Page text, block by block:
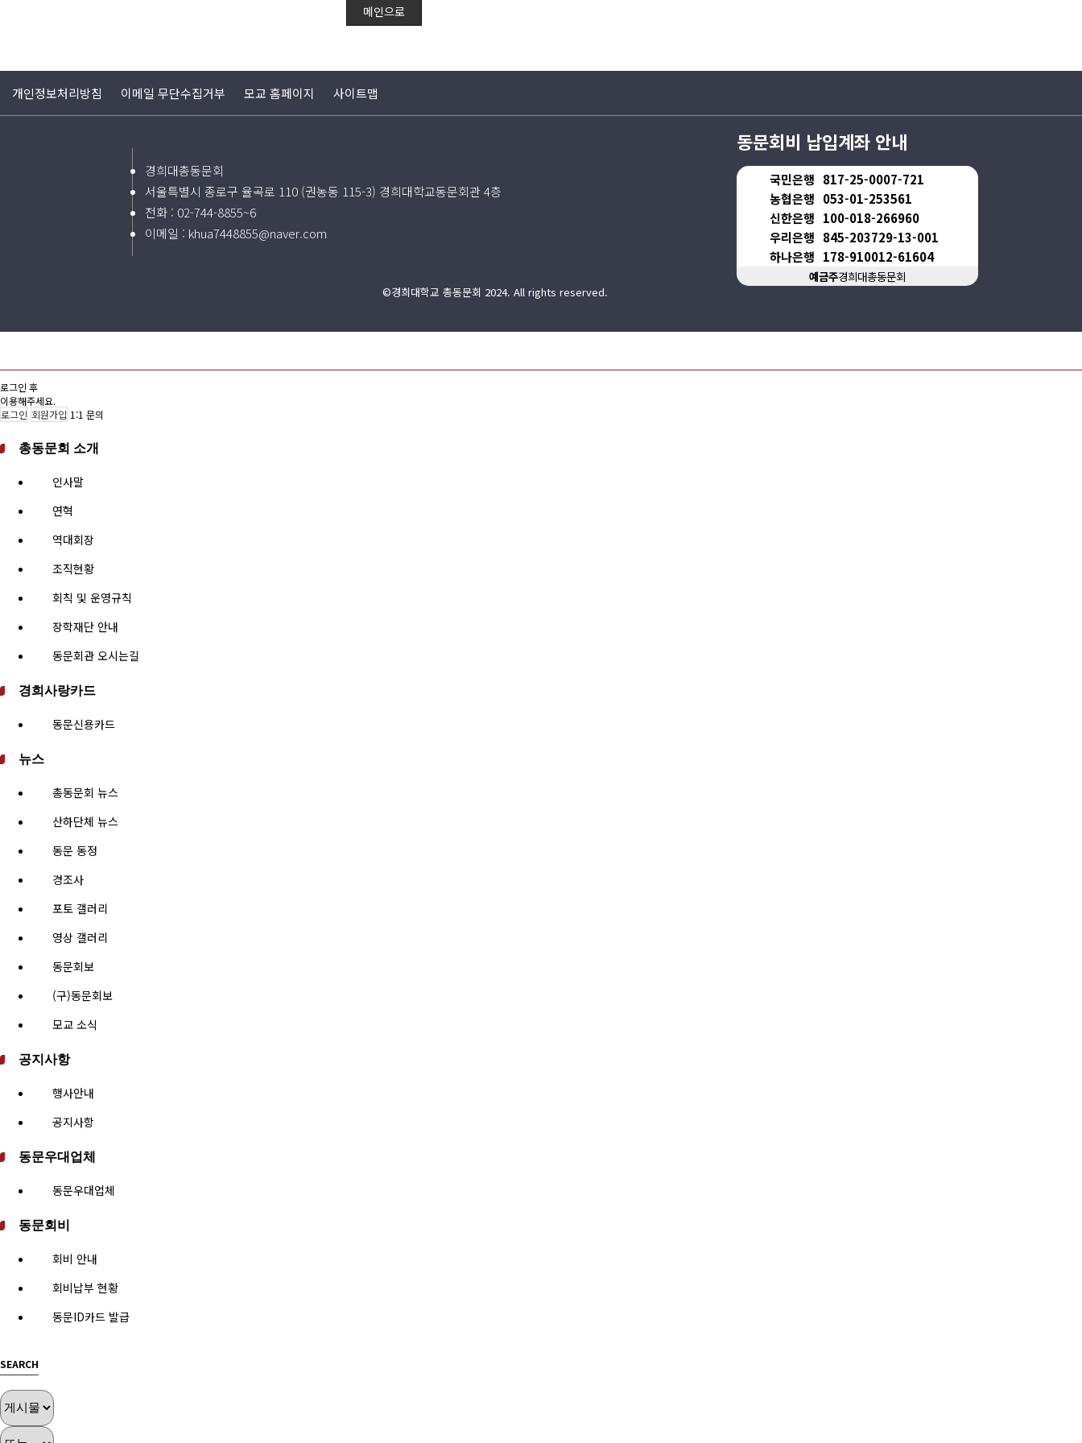
메인으로
개인정보처리방침 이메일 무단수집거부 모교 홈페이지 사이트맵
경희대총동문회
서울특별시 종로구 율곡로 110 (권농동 115-3) 경희대학교동문회관 4층
전화 : 02-744-8855~6
이메일 : khua7448855@naver.com
동문회비 납입계좌 안내
국민은행 817-25-0007-721
농협은행 053-01-253561
신한은행 100-018-266960
우리은행 845-203729-13-001
하나은행 178-910012-61604
예금주경희대총동문회
©경희대학교 총동문회 2024. All rights reserved.
로그인 후
이용해주세요.
로그인 회원가입 1:1 문의
총동문회 소개
인사말
연혁
역대회장
조직현황
회칙 및 운영규칙
장학재단 안내
동문회관 오시는길
경희사랑카드
동문신용카드
뉴스
총동문회 뉴스
산하단체 뉴스
동문 동정
경조사
포토 갤러리
영상 갤러리
동문회보
(구)동문회보
모교 소식
공지사항
행사안내
공지사항
동문우대업체
동문우대업체
동문회비
회비 안내
회비납부 현황
동문ID카드 발급
SEARCH